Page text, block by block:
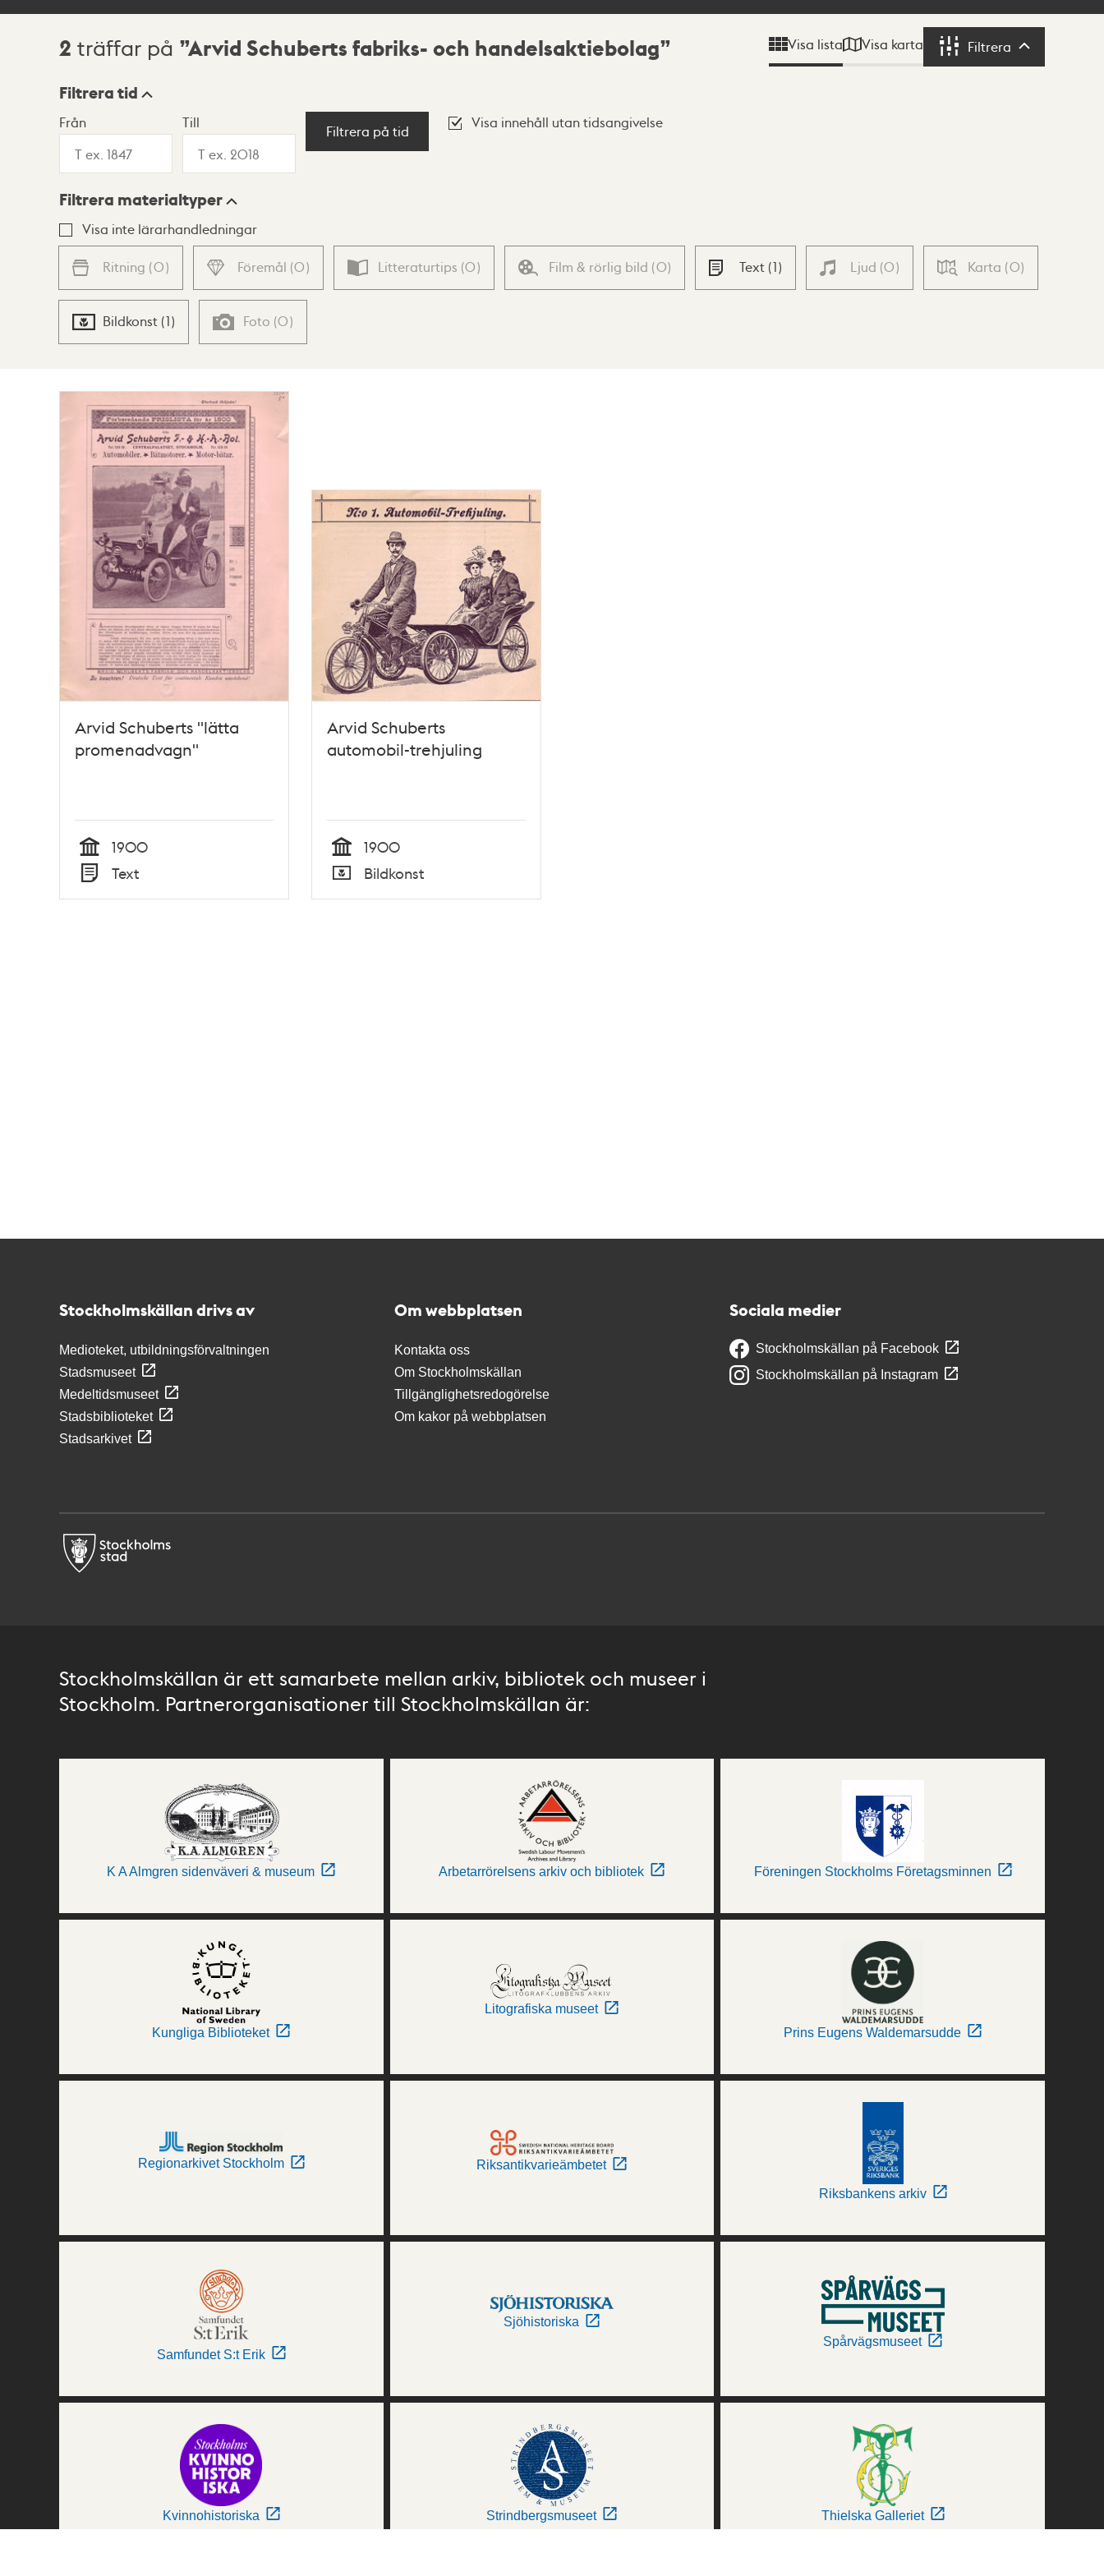
Sökresultat
2 träffar på Arvid Schuberts fabriks- och handelsaktiebolag Visa lista Visa karta Filtrera Filtrera
Visningsläge
Lista Karta
Filtrera tid
Från Till
Filtrera på tid
Visa innehåll utan tidsangivelse
Filtrera materialtyper
Visa inte lärarhandledningar
Ritning (0) Föremål (0) Litteraturtips (0) Film & rörlig bild (0) Text (1) Ljud (0) Karta (0)
Bildkonst (1) Foto (0)
Arvid Schuberts "lätta
promenadvagn"
Tid
1900
Typ
Text
Arvid Schuberts
automobil-trehjuling
Tid
1900
Typ
Bildkonst
Stockholmskällan drivs av
Medioteket, utbildningsförvaltningen
Stadsmuseet
Medeltidsmuseet
Stadsbiblioteket
Stadsarkivet
Om webbplatsen
Kontakta oss
Om Stockholmskällan
Tillgänglighetsredogörelse
Om kakor på webbplatsen
Sociala medier
Stockholmskällan på Facebook
Stockholmskällan på Instagram
Stockholmskällan är ett samarbete mellan arkiv, bibliotek och museer i
Stockholm. Partnerorganisationer till Stockholmskällan är:
K A Almgren sidenväveri & museum Arbetarrörelsens arkiv och bibliotek Föreningen Stockholms Företagsminnen
Kungliga Biblioteket
Litografiska museet
Prins Eugens Waldemarsudde
Regionarkivet Stockholm Riksantikvarieämbetet
Riksbankens arkiv
Samfundet S:t Erik
Sjöhistoriska
Spårvägsmuseet
Kvinnohistoriska Strindbergsmuseet Thielska Galleriet